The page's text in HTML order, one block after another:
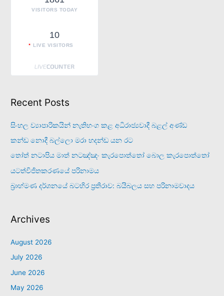
VISITORS TODAY
10
LIVE VISITORS
Recent Posts
සිංහල ව්‍යාපාරිකයින් නැතිභංග කළ අධිරාජ්‍යවාදී බළල් අණ්ඩ
කන්ඩ නොදී බල්ලො මරා හදන්ඩ යන රට
තෝත් නටාපිය මාත් නටඤ්ඤං කැරපොත්තෝ බොල කැරපොත්තෝ
යටත්විජිතකරණයේ පරිනාමය
බ්‍රාහ්මණ දර්ශනයේ බටහිර ප්‍රතිරාව: බයිබලය සහ පරිනාමවාදය
Archives
August 2026
July 2026
June 2026
May 2026